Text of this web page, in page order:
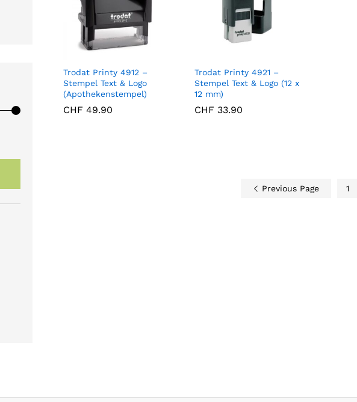
Trodat Printy 4912 –
Stempel Text & Logo
(Apothekenstempel)
CHF 49.90
CHF 49.90
Trodat Printy 4921 –
Stempel Text & Logo (12 x
12 mm)
CHF 33.90
CHF 33.90
Previous Page 1